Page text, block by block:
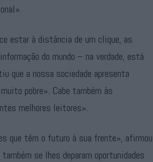
estar à distância de um clique, as
do mundo – na verdade, está
que a nossa sociedade apresenta
pobre». Cabe também às
melhores leitores».
que têm o futuro à sua frente», afirmou
se lhes deparam oportunidades